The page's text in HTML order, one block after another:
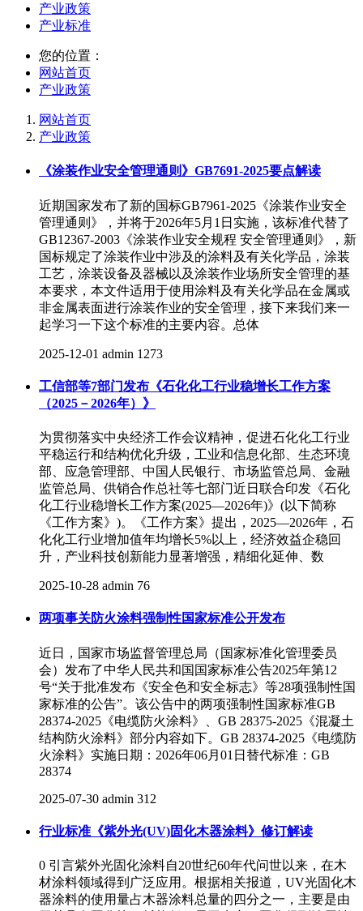
产业政策
产业标准
您的位置：
网站首页
产业政策
网站首页
产业政策
《涂装作业安全管理通则》GB7691-2025要点解读
近期国家发布了新的国标GB7961-2025《涂装作业安全
管理通则》，并将于2026年5月1日实施，该标准代替了
GB12367-2003《涂装作业安全规程 安全管理通则》，新
国标规定了涂装作业中涉及的涂料及有关化学品，涂装
工艺，涂装设备及器械以及涂装作业场所安全管理的基
本要求，本文件适用于使用涂料及有关化学品在金属或
非金属表面进行涂装作业的安全管理，接下来我们来一
起学习一下这个标准的主要内容。总体
2025-12-01 admin 1273
工信部等7部门发布《石化化工行业稳增长工作方案
（2025－2026年）》
为贯彻落实中央经济工作会议精神，促进石化化工行业
平稳运行和结构优化升级，工业和信息化部、生态环境
部、应急管理部、中国人民银行、市场监管总局、金融
监管总局、供销合作总社等七部门近日联合印发《石化
化工行业稳增长工作方案(2025—2026年)》(以下简称
《工作方案》)。《工作方案》提出，2025—2026年，石
化化工行业增加值年均增长5%以上，经济效益企稳回
升，产业科技创新能力显著增强，精细化延伸、数
2025-10-28 admin 76
两项事关防火涂料强制性国家标准公开发布
近日，国家市场监督管理总局（国家标准化管理委员
会）发布了中华人民共和国国家标准公告2025年第12
号“关于批准发布《安全色和安全标志》等28项强制性国
家标准的公告”。该公告中的两项强制性国家标准GB
28374-2025《电缆防火涂料》、GB 28375-2025《混凝土
结构防火涂料》部分内容如下。GB 28374-2025《电缆防
火涂料》实施日期：2026年06月01日替代标准：GB
28374
2025-07-30 admin 312
行业标准《紫外光(UV)固化木器涂料》修订解读
0 引言紫外光固化涂料自20世纪60年代问世以来，在木
材涂料领域得到广泛应用。根据相关报道，UV光固化木
器涂料的使用量占木器涂料总量的四分之一，主要是由